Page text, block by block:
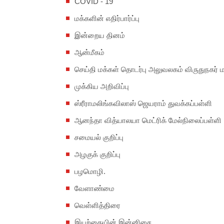
மக்களின் எதிர்பார்ப்பு
இன்றைய தினம்
ஆன்மீகம்
செய்தி மக்கள் தொடர்பு அலுவலகம் விருதுநகர்
முக்கிய அறிவிப்பு
ஸ்ரீராமலிங்கவிலாஸ் ஜெயராம் துவக்கப்பள்ளி
ஆனந்தா வித்யாலயா மெட்ரிக் மேல்நிலைப்பள்ளி
சமையல் குறிப்பு
அழகுக் குறிப்பு
பழமொழி.
வேளாண்மை
வெள்ளித்திரை
இயற்கையின் இன்னிசை